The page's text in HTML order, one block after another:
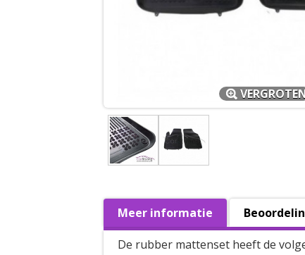
Meer informatie
De rubber mattenset heeft de